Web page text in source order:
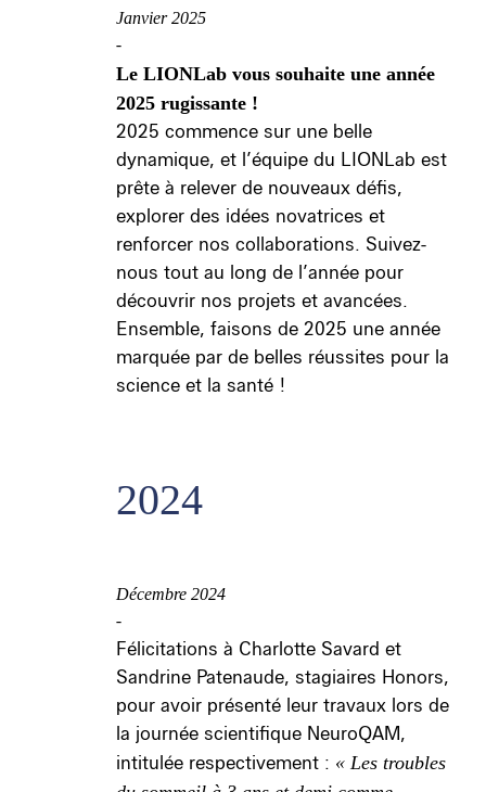
Janvier 2025
-
Le LIONLab vous souhaite une année
2025 rugissante !
2025 commence sur une belle
dynamique, et l’équipe du LIONLab est
prête à relever de nouveaux défis,
explorer des idées novatrices et
renforcer nos collaborations. Suivez-
nous tout au long de l’année pour
découvrir nos projets et avancées.
Ensemble, faisons de 2025 une année
marquée par de belles réussites pour la
science et la santé !
2024
Décembre 2024
-
Félicitations à Charlotte Savard et
Sandrine Patenaude, stagiaires Honors,
pour avoir présenté leur travaux lors de
la journée scientifique NeuroQAM,
intitulée respectivement : « Les troubles